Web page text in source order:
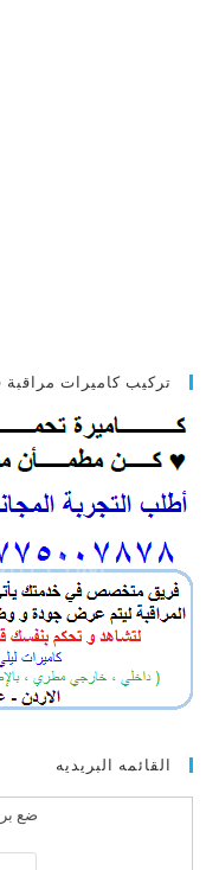
تركيب كاميرات مراقبة
القائمه البريديه
ضع